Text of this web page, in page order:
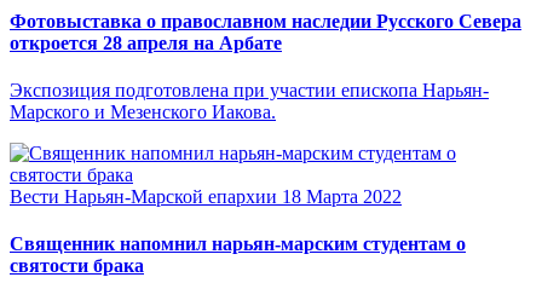
Фотовыставка о православном наследии Русского Севера
откроется 28 апреля на Арбате
Экспозиция подготовлена при участии епископа Нарьян-
Марского и Мезенского Иакова.
Вести Нарьян-Марской епархии 18 Марта 2022
Священник напомнил нарьян-марским студентам о
святости брака